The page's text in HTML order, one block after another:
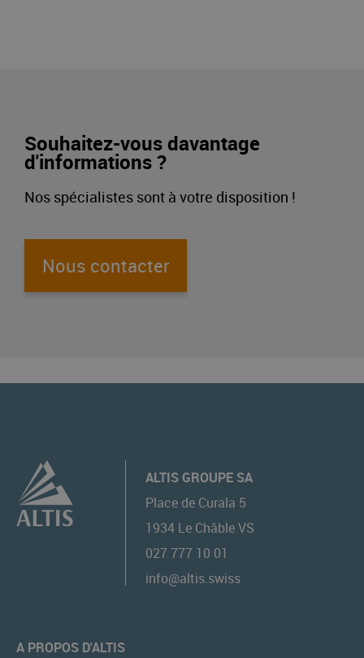
Souhaitez-vous davantage
d'informations ?
Nos spécialistes sont à votre disposition !
Nous contacter
ALTIS GROUPE SA
Place de Curala 5
1934 Le Châble VS
027 777 10 01
info@altis.swiss
A PROPOS D'ALTIS